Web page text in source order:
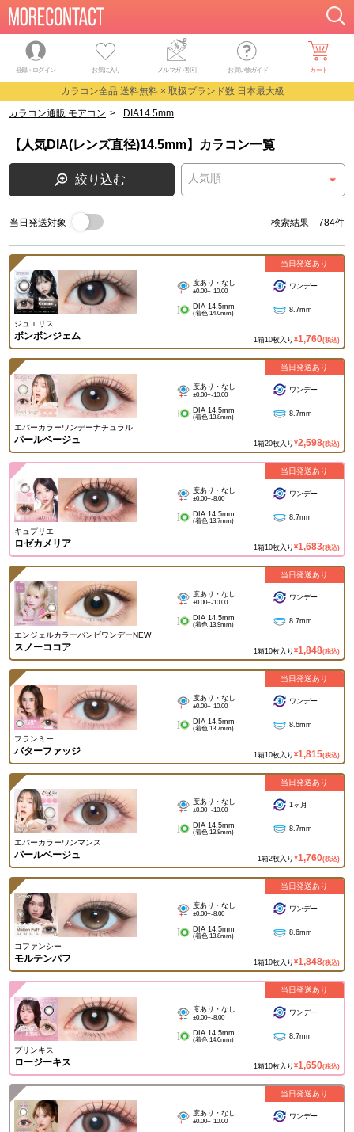
登録・ログイン お気に入り メルマガ・割引 お買い物ガイド カート
カラコン全品 送料無料 × 取扱ブランド数 日本最大級
カラコン通販 モアコン > DIA14.5mm
【人気DIA(レンズ直径)14.5mm】カラコン一覧
絞り込む
当日発送対象 検索結果 784件
ジュエリス
ボンボンジェム
度あり・なし
±0.00~-10.00
ワンデー
DIA 14.5mm
(着色 14.0mm) 8.7mm
1箱10枚入り ¥1,760(税込)
当日発送あり
エバーカラーワンデーナチュラル
パールベージュ
度あり・なし
±0.00~-10.00
ワンデー
DIA 14.5mm
(着色 13.8mm) 8.7mm
1箱20枚入り ¥2,598(税込)
当日発送あり
キュプリエ
ロゼカメリア
度あり・なし
±0.00~-8.00
ワンデー
DIA 14.5mm
(着色 13.7mm) 8.7mm
1箱10枚入り ¥1,683(税込)
当日発送あり
エンジェルカラーバンビワンデーNEW
スノーココア
度あり・なし
±0.00~-10.00
ワンデー
DIA 14.5mm
(着色 13.9mm) 8.7mm
1箱10枚入り ¥1,848(税込)
当日発送あり
フランミー
バターファッジ
度あり・なし
±0.00~-10.00
ワンデー
DIA 14.5mm
(着色 13.7mm) 8.6mm
1箱10枚入り ¥1,815(税込)
当日発送あり
エバーカラーワンマンス
パールベージュ
度あり・なし
±0.00~-10.00
1ヶ月
DIA 14.5mm
(着色 13.8mm) 8.7mm
1箱2枚入り ¥1,760(税込)
当日発送あり
コファンシー
モルテンパフ
度あり・なし
±0.00~-8.00
ワンデー
DIA 14.5mm
(着色 13.8mm) 8.6mm
1箱10枚入り ¥1,848(税込)
当日発送あり
プリンキス
ロージーキス
度あり・なし
±0.00~-8.00
ワンデー
DIA 14.5mm
(着色 14.0mm) 8.7mm
1箱10枚入り ¥1,650(税込)
当日発送あり
度あり・なし
±0.00~-10.00
ワンデー
当日発送あり